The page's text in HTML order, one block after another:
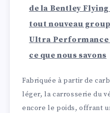
de la Bentley
tout nouveau
Ultra
ce que nous savons
Fabriquée à partir de
léger, la carrosserie du
encore le poids, offrant